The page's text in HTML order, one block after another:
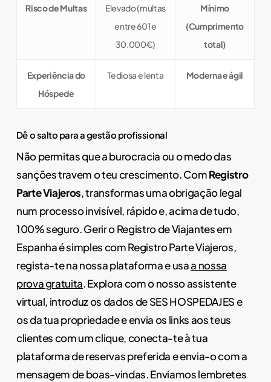
Risco de Multas
Elevado (multas
entre 601 e
30.000€)
Mínimo
(Cumprimento
total)
Experiência do
Hóspede
Tediosa e lenta Moderna e ágil
Dê o salto para a gestão profissional
Não permitas que a burocracia ou o medo das
sanções travem o teu crescimento. ComRegistro
Parte Viajeros, transformas uma obrigação legal
num processo invisível, rápido e, acima de tudo,
100% seguro. Gerir o Registro de Viajantes em
Espanha é simples com Registro Parte Viajeros,
regista-te na nossa plataforma e usaa nossa
prova gratuita. Explora com o nosso assistente
virtual, introduz os dados de SES HOSPEDAJES e
os da tua propriedade e envia os links aos teus
clientes com um clique, conecta-te à tua
plataforma de reservas preferida e envia-o com a
mensagem de boas-vindas. Enviamos lembretes